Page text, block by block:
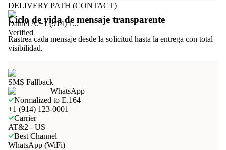
DELIVERY PATH (CONTACT)
Daniel A.+1 (914) 1...
Verified
SMS Fallback
WhatsApp
Normalized to E.164
+1 (914) 123-0001
Carrier
AT&2 - US
Best Channel
WhatsApp (WiFi)
Ciclo de vida de mensaje transparente
Rastrea cada mensaje desde la solicitud hasta la entrega con total
visibilidad.